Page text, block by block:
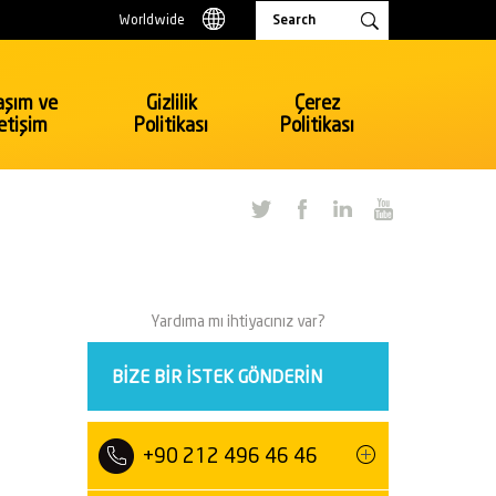
Worldwide
Elektrik ve Elektronik
Perakende
Tekstil, Hazır Giyim
Tüketici Ürünleri Perakende
Bavul ve Çanta
Ulaşım
ve
Gizlilik
Politikası
Çerez
Politikası
Yardıma mı ihtiyacınız var?
BIZE BIR ISTEK GÖNDERIN
+90 212 496 46 46